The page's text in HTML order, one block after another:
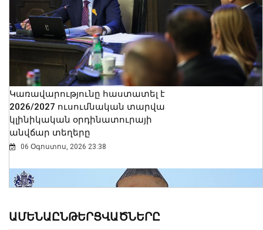
Կառավարությունը հաստատել է
2026/2027 ուսումնական տարվա
կլինիկական օրդինատուրայի
անվճար տեղերը
06 Օգոստոս, 2026 23:38
ԱՄԵՆԱԸՆԹԵՐՑՎԱԾՆԵՐԸ